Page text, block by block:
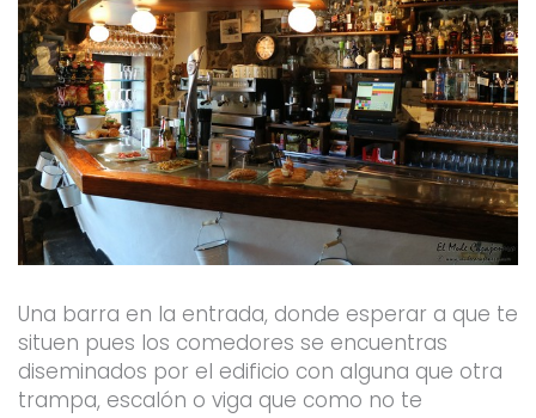
Una barra en la entrada, donde esperar a que te
situen pues los comedores se encuentras
diseminados por el edificio con alguna que otra
trampa, escalón o viga que como no te